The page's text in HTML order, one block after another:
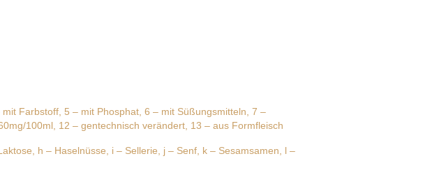
Farbstoff, 5 – mit Phosphat, 6 – mit Süßungsmitteln, 7 –
100ml, 12 – gentechnisch verändert, 13 – aus Formfleisch
h – Haselnüsse, i – Sellerie, j – Senf, k – Sesamsamen, l –